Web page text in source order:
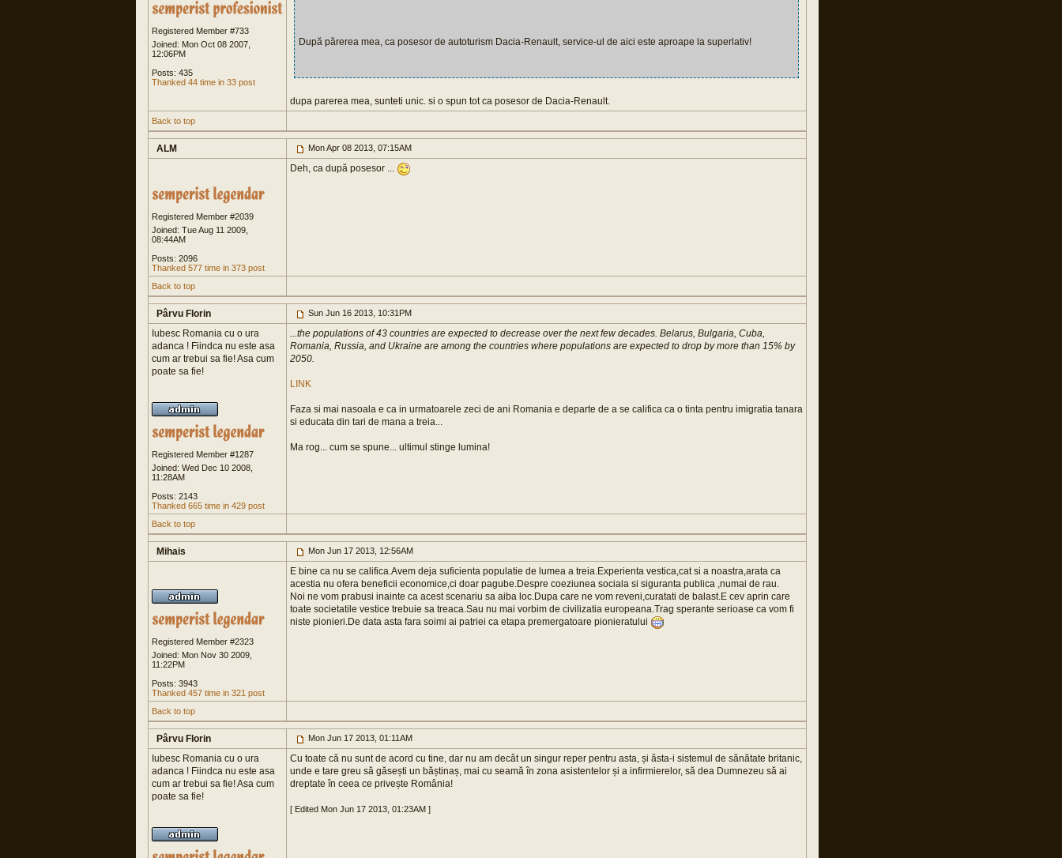
Registered Member #733
Joined: Mon Oct 08 2007,
12:06PM
Posts: 435
Thanked 44 time in 33 post
După părerea mea, ca posesor de autoturism Dacia-Renault, service-ul de aici este aproape la superlativ!
dupa parerea mea, sunteti unic. si o spun tot ca posesor de Dacia-Renault.
Back to top
ALM Mon Apr 08 2013, 07:15AM
Registered Member #2039
Joined: Tue Aug 11 2009,
08:44AM
Posts: 2096
Thanked 577 time in 373 post
Deh, ca după posesor ...
Back to top
Pârvu Florin Sun Jun 16 2013, 10:31PM
Iubesc Romania cu o ura
adanca ! Fiindca nu este asa
cum ar trebui sa fie! Asa cum
poate sa fie!
Registered Member #1287
Joined: Wed Dec 10 2008,
11:28AM
Posts: 2143
Thanked 665 time in 429 post
...the populations of 43 countries are expected to decrease over the next few decades. Belarus, Bulgaria, Cuba,
Romania, Russia, and Ukraine are among the countries where populations are expected to drop by more than 15% by
2050.
LINK
Faza si mai nasoala e ca in urmatoarele zeci de ani Romania e departe de a se califica ca o tinta pentru imigratia tanara
si educata din tari de mana a treia...
Ma rog... cum se spune... ultimul stinge lumina!
Back to top
Mihais Mon Jun 17 2013, 12:56AM
Registered Member #2323
Joined: Mon Nov 30 2009,
11:22PM
Posts: 3943
Thanked 457 time in 321 post
E bine ca nu se califica.Avem deja suficienta populatie de lumea a treia.Experienta vestica,cat si a noastra,arata ca
acestia nu ofera beneficii economice,ci doar pagube.Despre coeziunea sociala si siguranta publica ,numai de rau.
Noi ne vom prabusi inainte ca acest scenariu sa aiba loc.Dupa care ne vom reveni,curatati de balast.E cev aprin care
toate societatile vestice trebuie sa treaca.Sau nu mai vorbim de civilizatia europeana.Trag sperante serioase ca vom fi
niste pionieri.De data asta fara soimi ai patriei ca etapa premergatoare pionieratului
Back to top
Pârvu Florin Mon Jun 17 2013, 01:11AM
Iubesc Romania cu o ura
adanca ! Fiindca nu este asa
cum ar trebui sa fie! Asa cum
poate sa fie!
Cu toate că nu sunt de acord cu tine, dar nu am decât un singur reper pentru asta, și ăsta-i sistemul de sănătate britanic,
unde e tare greu să găsești un băștinaș, mai cu seamă în zona asistentelor și a infirmierelor, să dea Dumnezeu să ai
dreptate în ceea ce privește România!
[ Edited Mon Jun 17 2013, 01:23AM ]